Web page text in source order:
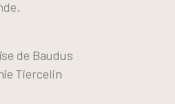
de Baudus
Tiercelin